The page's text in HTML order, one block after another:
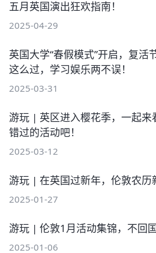
五月英国演出狂欢指南！
2025-04-29
英国大学“春假模式”开启，复活
这么过，学习娱乐两不误！
2025-03-31
游玩 | 英区进入樱花季，一起来
错过的活动吧！
2025-03-12
游玩 | 在英国过新年，伦敦农历
2025-01-27
游玩 | 伦敦1月活动集锦，不回
2025-01-06